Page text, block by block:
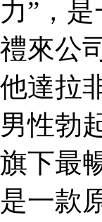
力”，
禮來公
他達拉
男性勃
旗下最
是一款